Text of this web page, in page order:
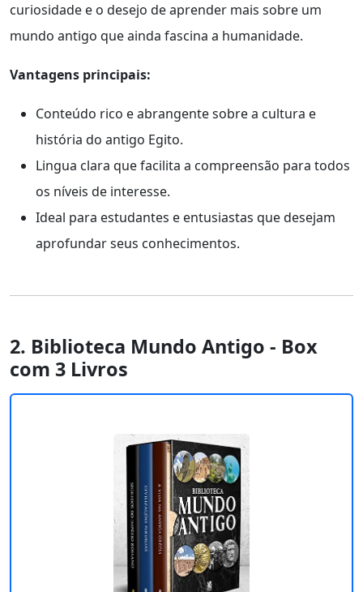
curiosidade e o desejo de aprender mais sobre um
mundo antigo que ainda fascina a humanidade.
Vantagens principais:
Conteúdo rico e abrangente sobre a cultura e
história do antigo Egito.
Lingua clara que facilita a compreensão para todos
os níveis de interesse.
Ideal para estudantes e entusiastas que desejam
aprofundar seus conhecimentos.
2. Biblioteca Mundo Antigo - Box
com 3 Livros